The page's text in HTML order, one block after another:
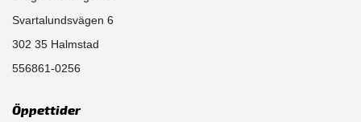
Svartalundsvägen 6
302 35 Halmstad
556861-0256
Öppettider